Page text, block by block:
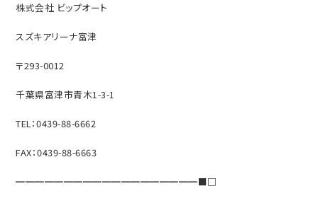
株式会社 ビップオート
スズキアリーナ富津
〒293-0012
千葉県富津市青木1-3-1
TEL：0439-88-6662
FAX：0439-88-6663
━━━━━━━━━━━━━━━━━━━■□